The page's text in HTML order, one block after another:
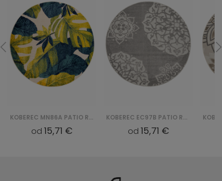
KOBEREC MN86A PATIO ROUND GJD - KREMOWY
od15,71 €
KOBEREC EC97B PATIO ROUND FGA - SZARY
od 15,71 €